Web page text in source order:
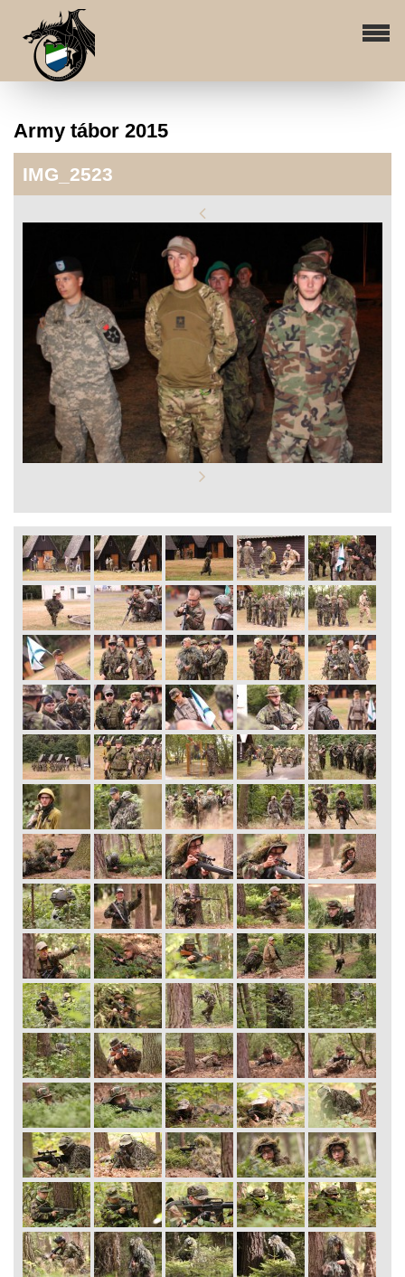
Army tábor 2015
IMG_2523